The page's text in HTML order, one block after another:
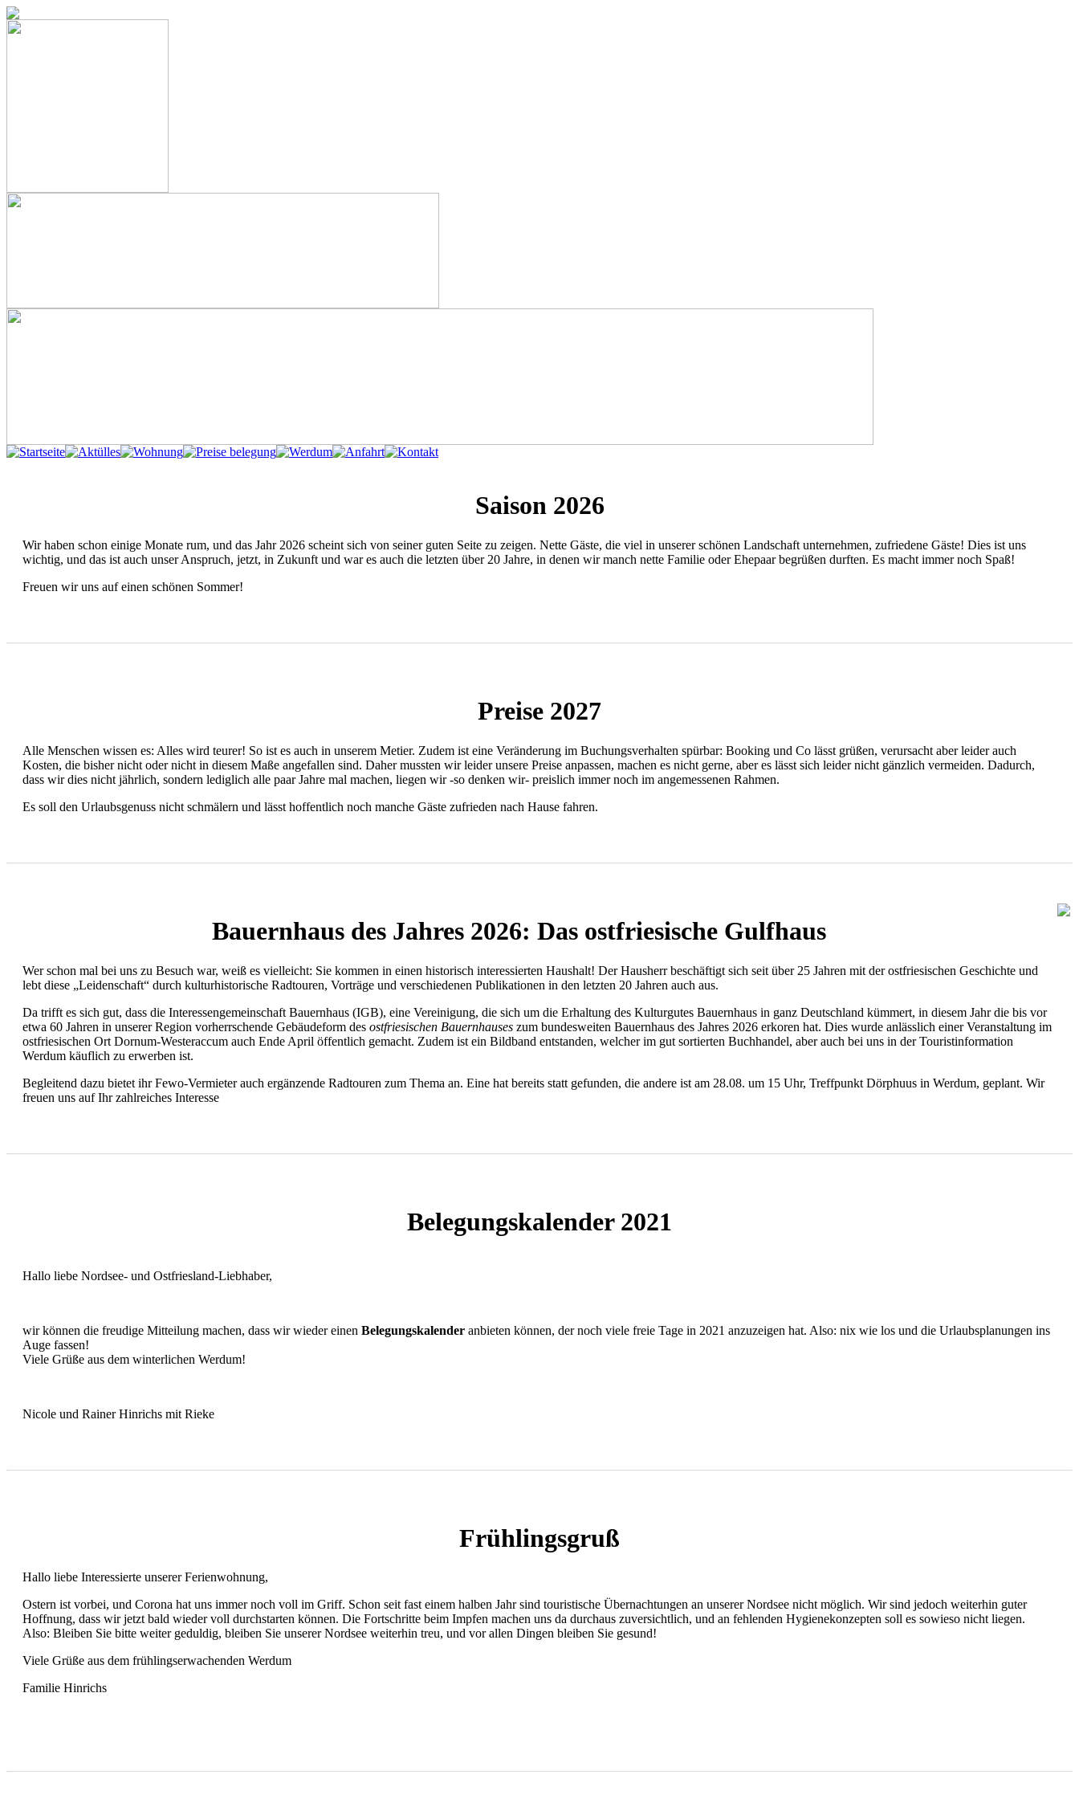
Saison 2026
Wir haben schon einige Monate rum, und das Jahr 2026 scheint sich von seiner guten Seite zu zeigen. Nette Gäste, die viel in unserer schönen Landschaft unternehmen, zufriedene Gäste! Dies ist uns
wichtig, und das ist auch unser Anspruch, jetzt, in Zukunft und war es auch die letzten über 20 Jahre, in denen wir manch nette Familie oder Ehepaar begrüßen durften. Es macht immer noch Spaß!
Freuen wir uns auf einen schönen Sommer!
Preise 2027
Alle Menschen wissen es: Alles wird teurer! So ist es auch in unserem Metier. Zudem ist eine Veränderung im Buchungsverhalten spürbar: Booking und Co lässt grüßen, verursacht aber leider auch
Kosten, die bisher nicht oder nicht in diesem Maße angefallen sind. Daher mussten wir leider unsere Preise anpassen, machen es nicht gerne, aber es lässt sich leider nicht gänzlich vermeiden. Dadurch,
dass wir dies nicht jährlich, sondern lediglich alle paar Jahre mal machen, liegen wir -so denken wir- preislich immer noch im angemessenen Rahmen.
Es soll den Urlaubsgenuss nicht schmälern und lässt hoffentlich noch manche Gäste zufrieden nach Hause fahren.
Bauernhaus des Jahres 2026: Das ostfriesische Gulfhaus
Wer schon mal bei uns zu Besuch war, weiß es vielleicht: Sie kommen in einen historisch interessierten Haushalt! Der Hausherr beschäftigt sich seit über 25 Jahren mit der ostfriesischen Geschichte und
lebt diese „Leidenschaft“ durch kulturhistorische Radtouren, Vorträge und verschiedenen Publikationen in den letzten 20 Jahren auch aus.
Da trifft es sich gut, dass die Interessengemeinschaft Bauernhaus (IGB), eine Vereinigung, die sich um die Erhaltung des Kulturgutes Bauernhaus in ganz Deutschland kümmert, in diesem Jahr die bis vor
etwa 60 Jahren in unserer Region vorherrschende Gebäudeform des ostfriesischen Bauernhauses zum bundesweiten Bauernhaus des Jahres 2026 erkoren hat. Dies wurde anlässlich einer Veranstaltung im
ostfriesischen Ort Dornum-Westeraccum auch Ende April öffentlich gemacht. Zudem ist ein Bildband entstanden, welcher im gut sortierten Buchhandel, aber auch bei uns in der Touristinformation
Werdum käuflich zu erwerben ist.
Begleitend dazu bietet ihr Fewo-Vermieter auch ergänzende Radtouren zum Thema an. Eine hat bereits statt gefunden, die andere ist am 28.08. um 15 Uhr, Treffpunkt Dörphuus in Werdum, geplant. Wir
freuen uns auf Ihr zahlreiches Interesse
Belegungskalender 2021
Hallo liebe Nordsee- und Ostfriesland-Liebhaber,
wir können die freudige Mitteilung machen, dass wir wieder einen Belegungskalender anbieten können, der noch viele freie Tage in 2021 anzuzeigen hat. Also: nix wie los und die Urlaubsplanungen ins
Auge fassen!
Viele Grüße aus dem winterlichen Werdum!
Nicole und Rainer Hinrichs mit Rieke
Frühlingsgruß
Hallo liebe Interessierte unserer Ferienwohnung,
Ostern ist vorbei, und Corona hat uns immer noch voll im Griff. Schon seit fast einem halben Jahr sind touristische Übernachtungen an unserer Nordsee nicht möglich. Wir sind jedoch weiterhin guter
Hoffnung, dass wir jetzt bald wieder voll durchstarten können. Die Fortschritte beim Impfen machen uns da durchaus zuversichtlich, und an fehlenden Hygienekonzepten soll es sowieso nicht liegen.
Also: Bleiben Sie bitte weiter geduldig, bleiben Sie unserer Nordsee weiterhin treu, und vor allen Dingen bleiben Sie gesund!
Viele Grüße aus dem frühlingserwachenden Werdum
Familie Hinrichs